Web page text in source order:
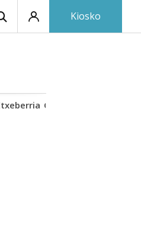
Camino de Santiago
Kiosko